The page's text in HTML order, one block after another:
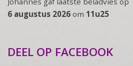
6 augustus 2026 om 11u25
DEEL OP FACEBOOK